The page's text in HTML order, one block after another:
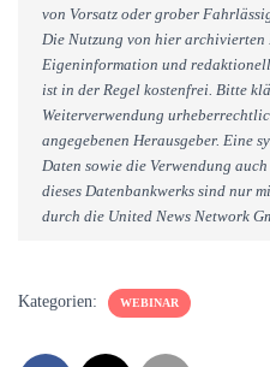
von Vorsatz oder grober
Die Nutzung von hier
Eigeninformation und
ist in der Regel kostenfrei. Bitte
Weiterverwendung
angegebenen Herausgeber. Eine
Daten sowie die Verwendung
dieses Datenbankwerks sind nur
durch die United News Network
Kategorien: WEBINAR